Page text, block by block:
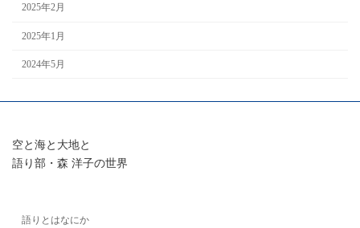
2025年2月
2025年1月
2024年5月
空と海と大地と
語り部・森 洋子の世界
語りとはなにか